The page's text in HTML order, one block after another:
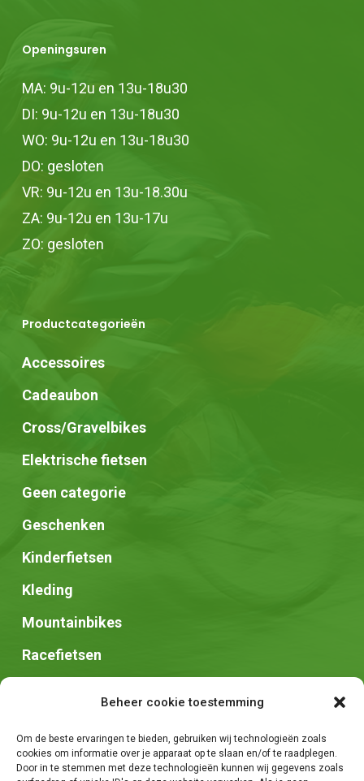
Beheer cookie toestemming
Om de beste ervaringen te bieden, gebruiken wij technologieën zoals
cookies om informatie over je apparaat op te slaan en/of te raadplegen.
Door in te stemmen met deze technologieën kunnen wij gegevens zoals
Openingsuren
MA: 9u-12u en 13u-18u30
DI: 9u-12u en 13u-18u30
WO: 9u-12u en 13u-18u30
DO: gesloten
VR: 9u-12u en 13u-18.30u
ZA: 9u-12u en 13u-17u
ZO: gesloten
Productcategorieën
Accessoires
Cadeaubon
Cross/Gravelbikes
Elektrische fietsen
Geen categorie
Geschenken
Kinderfietsen
Kleding
Mountainbikes
Racefietsen
Zadels